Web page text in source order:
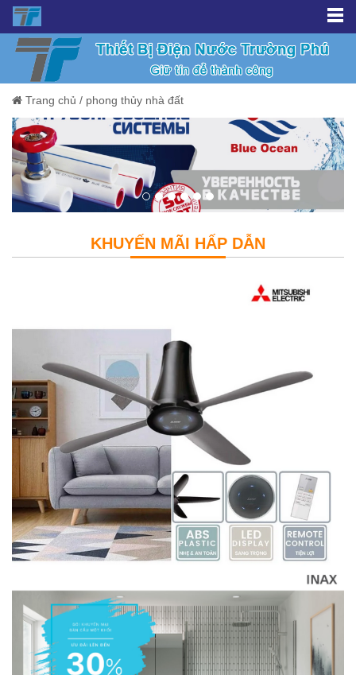
Trang chủ / phong thủy nhà đất
KHUYẾN MÃI HẤP DẪN